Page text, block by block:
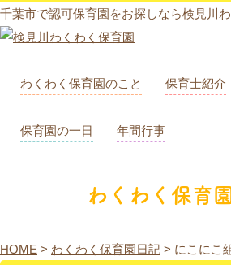
千葉市で認可保育園をお探しなら検見川
わくわく保育園のこと 保育士紹介
保育園の一日 年間行事
わくわく保育
HOME > わくわく保育園日記 > にこにこ